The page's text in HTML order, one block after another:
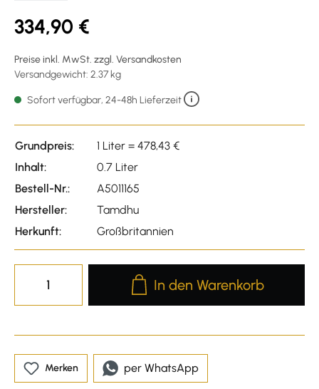
334,90 €
Preise inkl. MwSt. zzgl. Versandkosten
Versandgewicht: 2.37 kg
Sofort verfügbar, 24-48h Lieferzeit
Grundpreis:
1 Liter = 478,43 €
Inhalt:
0.7 Liter
Bestell-Nr.:
A5011165
Hersteller:
Tamdhu
Herkunft:
Großbritannien
Produkt Anzahl: Gib den
In den Warenkorb
Merken per WhatsApp